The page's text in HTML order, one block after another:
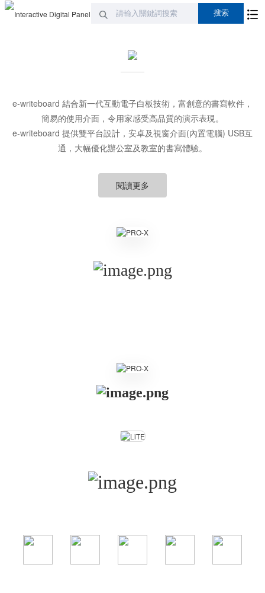
e-writeboard 結合新一代互動電子白板技術，富創意的書寫軟件，
簡易的使用介面，令用家感受高品質的演示表現。
e-writeboard 提供雙平台設計，安卓及視窗介面(內置電腦) USB互
通，大幅優化辦公室及教室的書寫體驗。
閱讀更多